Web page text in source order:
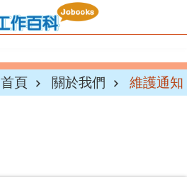
首頁 關於我們 維護通知